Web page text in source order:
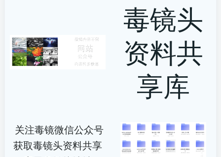
毒镜头
资料共
享库
关注毒镜微信公众号
获取毒镜头资料共享